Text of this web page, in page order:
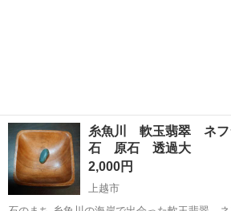
糸魚川 軟玉翡翠 ネ
石 原石 透過大
2,000円
上越市